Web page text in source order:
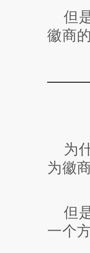
但
徽商
为
为徽
但
一个